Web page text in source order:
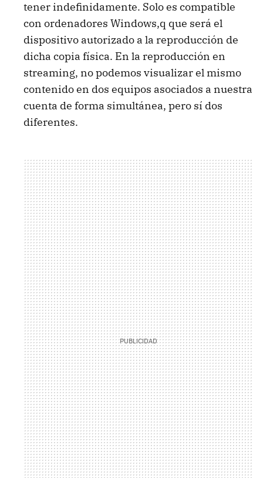
tener indefinidamente. Solo es compatible
con ordenadores Windows,q que será el
dispositivo autorizado a la reproducción de
dicha copia física. En la reproducción en
streaming, no podemos visualizar el mismo
contenido en dos equipos asociados a nuestra
cuenta de forma simultánea, pero sí dos
diferentes.